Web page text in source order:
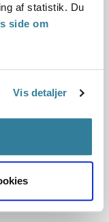
af statistik. Du
side om
Vis detaljer
efter
og